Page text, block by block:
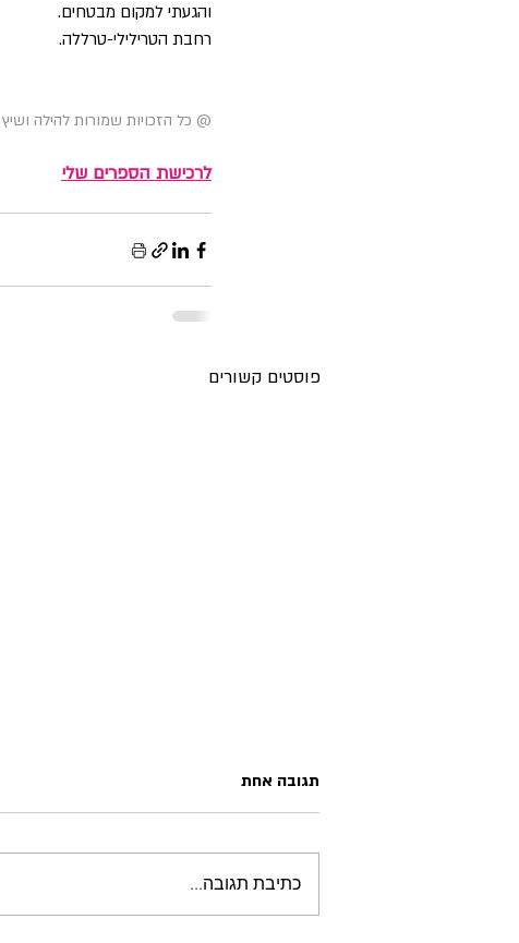
והגעתי למקום מבטחים.
רחבת הטרילילי-טרללה.
@ כל הזכויות שמורות להילה
לרכישת הספרים שלי
פוסטים קשורים
מחכה למיימון
תגובה אחת
כתיבת תגובה...